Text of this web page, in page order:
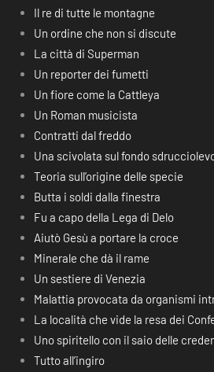
Il re di tutte le montagne
Un ordine che non si discute
La città di Superman
Un reporter dei fumetti
Un fiore come la Cattleya
Un Roman musicista
Contratti dal freddo
Una scivolata sul fondo
Teoria sull’origine delle specie
Butta i soldi dalla finestra
Fu a capo della Lega di Delo
Aiutò Gesù a portare la croce
Minerale che dà il rame
Un sestiere di Venezia
Malattia provocata da organismi
La località che vide la resa dei
Uno spiritello con il saio delle
Tutto all’ingiro